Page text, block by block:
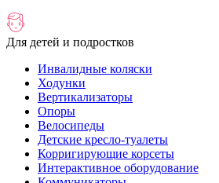
Для детей и подростков
Инвалидные коляски
Ходунки
Вертикализаторы
Опоры
Велосипеды
Детские кресло-туалеты
Корригирующие корсеты
Интерактивное оборудование